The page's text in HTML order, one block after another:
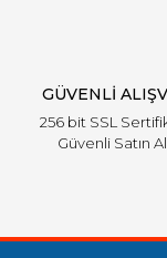
GÜVENLİ
256 bit SSL
Güvenli Satın